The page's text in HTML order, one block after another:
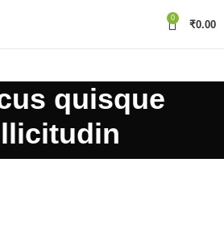
0
₹0.00
quisque